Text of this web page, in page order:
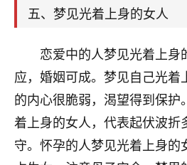
五、梦见光着上身的女人
恋爱中的人梦见光着上身
应，婚姻可成。梦见自己光着
的内心很脆弱，渴望得到保护
着上身的女人，代表起伏波折
守。怀孕的人梦见光着上身的
太岁还有一个发钱粮，本来
职第一个就是我，职务无所
3000，非常开心，无论如
鹿森：恭喜升职加薪！
12小时前 来自北京